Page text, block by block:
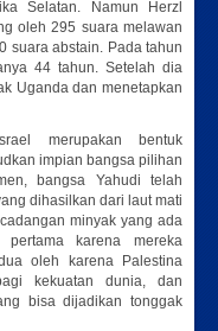
Selatan. Namun Herzl
oleh 295 suara melawan
suara abstain. Pada tahun
44 tahun. Setelah dia
Uganda dan menetapkan
merupakan bentuk
impian bangsa pilihan
bangsa Yahudi telah
dihasilkan dari laut mati
minyak yang ada
karena mereka
oleh karena Palestina
kekuatan dunia, dan
bisa dijadikan tonggak